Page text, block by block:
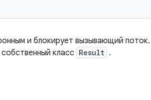
и блокирует вызывающий
класс Result .